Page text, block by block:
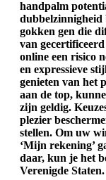
handpalm
gokken gen die
van
online een risico
en expressieve
genieten van het
aan de top,
zijn geldig.
plezier
stellen. Om uw
‘Mijn rekening’
daar, kun je het
Verenigde Staten.